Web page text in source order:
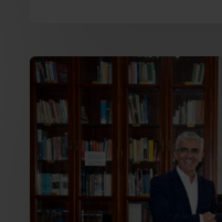
actividad
comercial
Cajamar
recupera
el
Teatro
Cervantes